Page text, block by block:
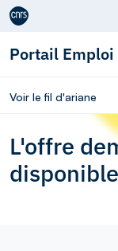
Aller au contenu
Portail Emploi
Voir le fil d'ariane
L'offre
disponible